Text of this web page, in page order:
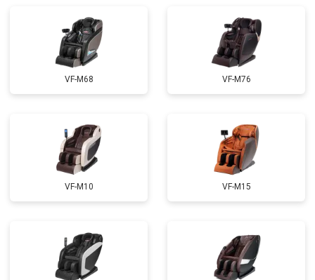
Ремонт купюроприемника
Замена сетевого трансформатора от 4500 ₽ Заказать
Ремонт микро-лифта от 5500 ₽
VF-M68 VF-M76
VF-M10 VF-M15